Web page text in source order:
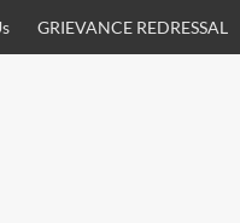
GRIEVANCE REDRESSAL